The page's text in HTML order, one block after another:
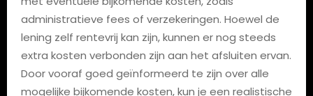
administratieve fees of verzekeringen. Hoewel de
lening zelf rentevrij kan zijn, kunnen er nog steeds
extra kosten verbonden zijn aan het afsluiten ervan.
Door vooraf goed geïnformeerd te zijn over alle
mogelijke bijkomende kosten, kun je een realistische